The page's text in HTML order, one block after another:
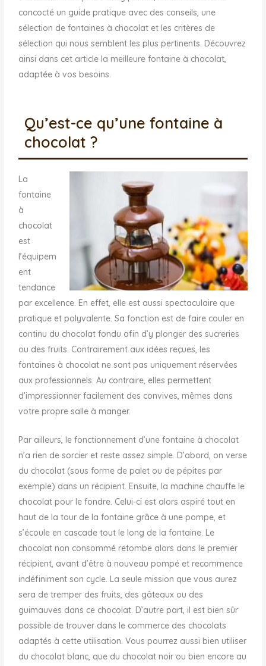
concocté un guide pratique avec des conseils, une
sélection de fontaines à chocolat et les critères de
sélection qui nous semblent les plus pertinents. Découvrez
ainsi dans cet article la meilleure fontaine à chocolat,
adaptée à vos besoins.
Qu’est-ce qu’une fontaine à
chocolat ?
La
fontaine
à
chocolat
est
l’équipem
ent
tendance
par excellence. En effet, elle est aussi spectaculaire que
pratique et polyvalente. Sa fonction est de faire couler en
continu du chocolat fondu afin d’y plonger des sucreries
ou des fruits. Contrairement aux idées reçues, les
fontaines à chocolat ne sont pas uniquement réservées
aux professionnels. Au contraire, elles permettent
d’impressionner facilement des convives, mêmes dans
votre propre salle à manger.
Par ailleurs, le fonctionnement d’une fontaine à chocolat
n’a rien de sorcier et reste assez simple. D’abord, on verse
du chocolat (sous forme de palet ou de pépites par
exemple) dans un récipient. Ensuite, la machine chauffe le
chocolat pour le fondre. Celui-ci est alors aspiré tout en
haut de la tour de la fontaine grâce à une pompe, et
s’écoule en cascade tout le long de la fontaine. Le
chocolat non consommé retombe alors dans le premier
récipient, avant d’être à nouveau pompé et recommence
indéfiniment son cycle. La seule mission que vous aurez
sera de tremper des fruits, des gâteaux ou des
guimauves dans ce chocolat. D’autre part, il est bien sûr
possible de trouver dans le commerce des chocolats
adaptés à cette utilisation. Vous pourrez aussi bien utiliser
du chocolat blanc, que du chocolat noir ou bien encore au